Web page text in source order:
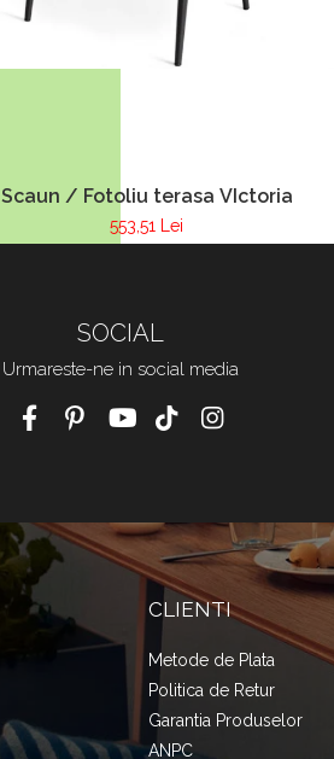
Scaun / Fotoliu terasa VIctoria
553,51 Lei
SOCIAL
Urmareste-ne in social media
CLIENTI
Metode de Plata
Politica de Retur
Garantia Produselor
ANPC